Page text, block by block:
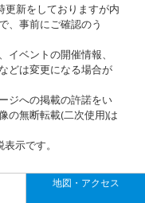
新をしておりますが内
、事前にご確認のう
ベントの開催情報、
どは変更になる場合が
ジへの掲載の許諾をい
の無断転載(二次使用)は
示です。
地図・アクセス